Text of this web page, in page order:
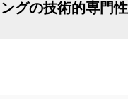
ングの技術的専門